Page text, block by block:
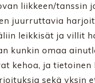
liikkeen/tanssin
juurruttavia
leikkisät ja villit
kunkin omaa
kehoa, ja tietoinen
sekä yksin